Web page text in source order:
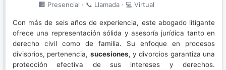
🏢 Presencial · 📞 Llamada · 💻 Virtual
Con más de seis años de experiencia, este abogado litigante
ofrece una representación sólida y asesoría jurídica tanto en
derecho civil como de familia. Su enfoque en procesos
divisorios, pertenencia, sucesiones, y divorcios garantiza una
protección efectiva de sus intereses y derechos.